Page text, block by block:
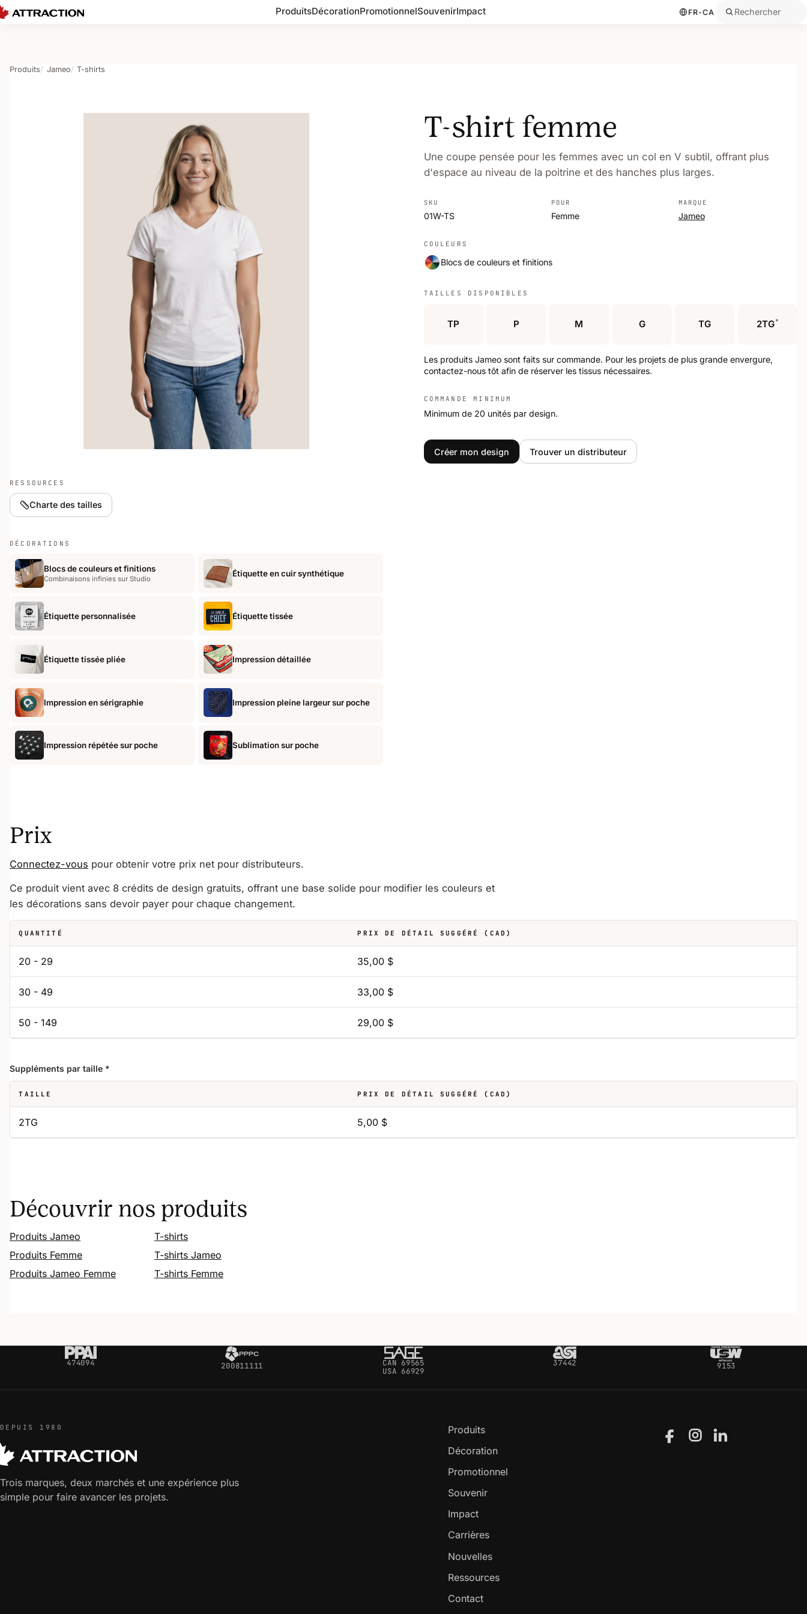
ProduitsDécorationPromotionnelSouvenirImpact FR-CA Rechercher
Produits Jameo T-shirts
RESSOURCES
Charte des tailles
DÉCORATIONS
Blocs de couleurs et finitions
Combinaisons infinies sur Studio
Étiquette en cuir synthétique
Étiquette personnalisée Étiquette tissée
Étiquette tissée pliée Impression détaillée
Impression en sérigraphie Impression pleine largeur sur poche
Impression répétée sur poche Sublimation sur poche
T-shirt femme
Une coupe pensée pour les femmes avec un col en V subtil, offrant plus
d'espace au niveau de la poitrine et des hanches plus larges.
SKU
01W-TS
POUR
Femme
MARQUE
Jameo
COULEURS
Blocs de couleurs et finitions
TAILLES DISPONIBLES
TP P M G TG 2TG*
Les produits Jameo sont faits sur commande. Pour les projets de plus grande envergure,
contactez-nous tôt afin de réserver les tissus nécessaires.
COMMANDE MINIMUM
Minimum de 20 unités par design.
Créer mon design Trouver un distributeur
Prix
Connectez-vous pour obtenir votre prix net pour distributeurs.
Ce produit vient avec 8 crédits de design gratuits, offrant une base solide pour modifier les couleurs et
les décorations sans devoir payer pour chaque changement.
QUANTITÉ PRIX DE DÉTAIL SUGGÉRÉ (CAD)
20 - 29 35,00 $
30 - 49 33,00 $
50 - 149 29,00 $
Suppléments par taille *
TAILLE PRIX DE DÉTAIL SUGGÉRÉ (CAD)
2TG 5,00 $
Découvrir nos produits
Produits Jameo
Produits Femme
Produits Jameo Femme
T-shirts
T-shirts Jameo
T-shirts Femme
474094 200811111
CAN 69565
USA 66929
37442 9153
DEPUIS 1980
Trois marques, deux marchés et une expérience plus
simple pour faire avancer les projets.
Produits
Décoration
Promotionnel
Souvenir
Impact
Carrières
Nouvelles
Ressources
Contact
FacebookInstagramLinkedIn